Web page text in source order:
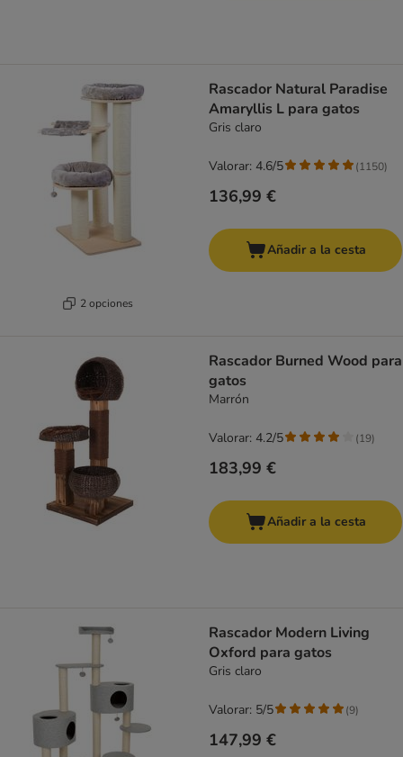
2 opciones
Rascador Natural Paradise
Amaryllis L para gatos
Gris claro
136,99 €
Valorar: 4.6/5 (1150)
Añadir a la cesta
Rascador Burned Wood para
gatos
Marrón
183,99 €
Valorar: 4.2/5 (19)
Añadir a la cesta
Rascador Modern Living
Oxford para gatos
Gris claro
147,99 €
Valorar: 5/5 (9)